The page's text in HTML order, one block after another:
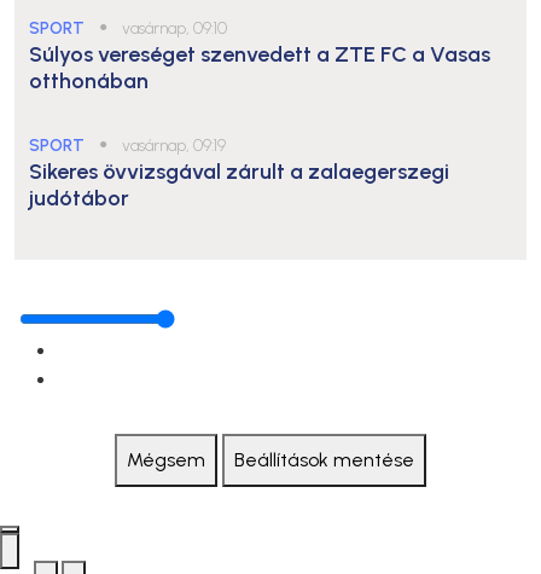
SPORT ● vasárnap, 09:10
Súlyos vereséget szenvedett a ZTE FC a Vasas
otthonában
SPORT ● vasárnap, 09:19
Sikeres övvizsgával zárult a zalaegerszegi
judótábor
Mégsem Beállítások mentése